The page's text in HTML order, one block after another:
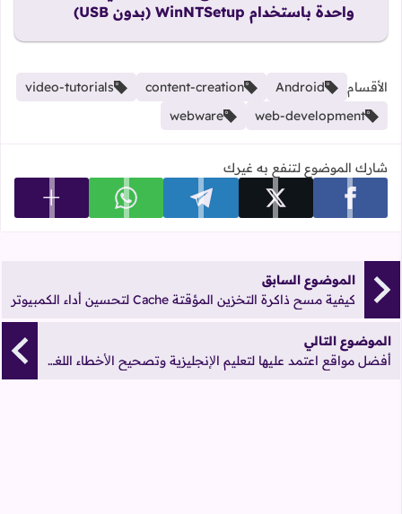
واحدة باستخدام WinNTSetup (بدون USB)
الأقسام Android
content-creation
video-tutorials
web-development
webware
شارك الموضوع لتنفع به غيرك
شارك على facebook شارك على x شارك على telegram شارك على whatsapp عرض
الموضوع السابق
كيفية مسح ذاكرة التخزين المؤقتة Cache لتحسين أداء الكمبيوتر
الموضوع التالي
أفضل مواقع اعتمد عليها لتعليم اﻹنجليزية وتصحيح اﻷخطاء اللغوية للمبتدئين